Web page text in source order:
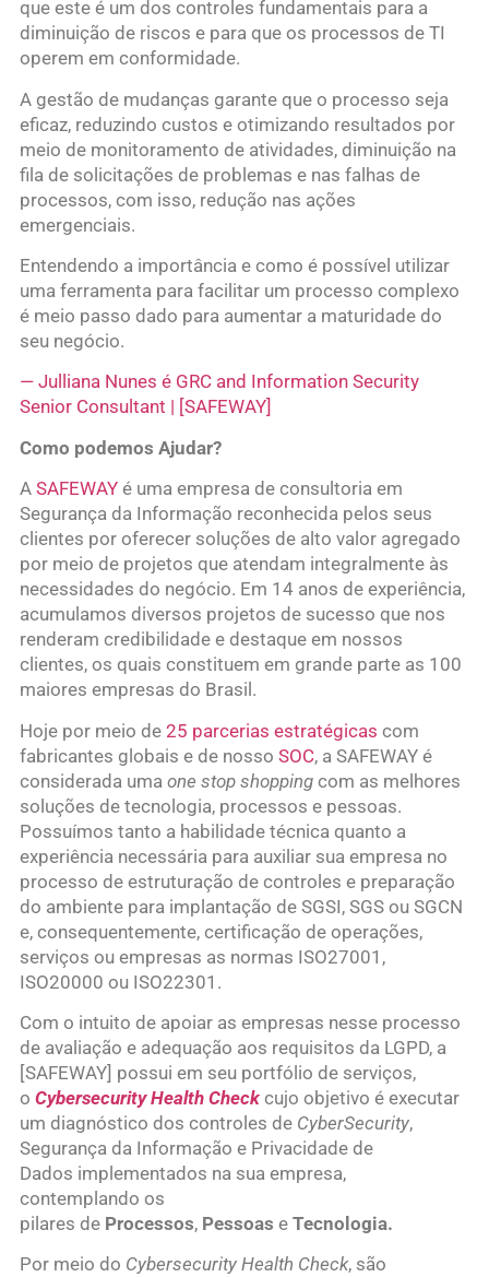
que este é um dos controles fundamentais para a
diminuição de riscos e para que os processos de TI
operem em conformidade.
A gestão de mudanças garante que o processo seja
eficaz, reduzindo custos e otimizando resultados por
meio de monitoramento de atividades, diminuição na
fila de solicitações de problemas e nas falhas de
processos, com isso, redução nas ações
emergenciais.
Entendendo a importância e como é possível utilizar
uma ferramenta para facilitar um processo complexo
é meio passo dado para aumentar a maturidade do
seu negócio.
— Julliana Nunes é GRC and Information Security
Senior Consultant | [SAFEWAY]
Como podemos Ajudar?
A SAFEWAYé uma empresa de consultoria em
Segurança da Informação reconhecida pelos seus
clientes por oferecer soluções de alto valor agregado
por meio de projetos que atendam integralmente às
necessidades do negócio. Em 14 anos de experiência,
acumulamos diversos projetos de sucesso que nos
renderam credibilidade e destaque em nossos
clientes, os quais constituem em grande parte as 100
maiores empresas do Brasil.
Hoje por meio de 25 parcerias estratégicas com
fabricantes globais e de nosso SOC, a SAFEWAY é
considerada uma one stop shoppingcom as melhores
soluções de tecnologia, processos e pessoas.
Possuímos tanto a habilidade técnica quanto a
experiência necessária para auxiliar sua empresa no
processo de estruturação de controles e preparação
do ambiente para implantação de SGSI, SGS ou SGCN
e, consequentemente, certificação de operações,
serviços ou empresas as normas ISO27001,
ISO20000 ou ISO22301.
Com o intuito de apoiar as empresas nesse processo
de avaliação e adequação aos requisitos da LGPD, a
[SAFEWAY] possui em seu portfólio de serviços,
o Cybersecurity Health Check cujo objetivo é executar
um diagnóstico dos controles de CyberSecurity,
Segurança da Informação e Privacidade de
Dados implementados na sua empresa,
contemplando os
pilares de Processos, Pessoas e Tecnologia.
Por meio do Cybersecurity Health Check, são